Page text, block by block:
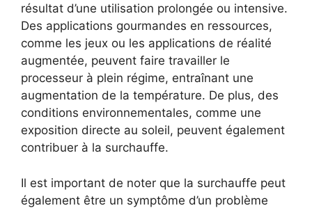
résultat d’une utilisation prolongée ou intensive.
Des applications gourmandes en ressources,
comme les jeux ou les applications de réalité
augmentée, peuvent faire travailler le
processeur à plein régime, entraînant une
augmentation de la température. De plus, des
conditions environnementales, comme une
exposition directe au soleil, peuvent également
contribuer à la surchauffe.
Il est important de noter que la surchauffe peut
également être un symptôme d’un problème